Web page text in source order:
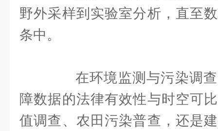
野外采样到实验室分析，直至
条中。
在环境监测与污染调查
障数据的法律有效性与时空可
值调查、农田污染普查，还是